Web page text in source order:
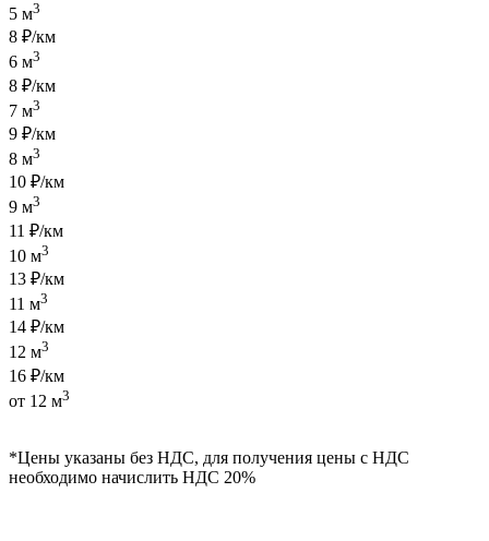
5 м3
8 ₽/км
6 м3
8 ₽/км
7 м3
9 ₽/км
8 м3
10 ₽/км
9 м3
11 ₽/км
10 м3
13 ₽/км
11 м3
14 ₽/км
12 м3
16 ₽/км
от 12 м3
*Цены указаны без НДС, для получения цены с НДС
необходимо начислить НДС 20%